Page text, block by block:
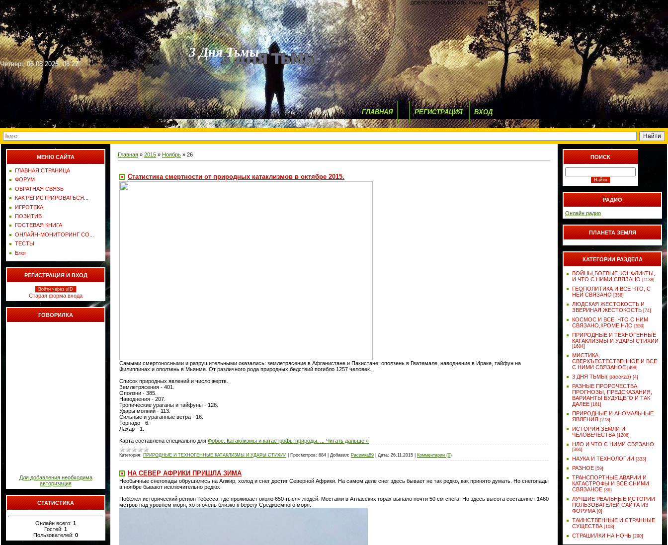
Четверг, 06.08.2026, 08:27
ДОБРО ПОЖАЛОВАТЬ! Гость|RSS
3 Дня Тьмы
ГЛАВНАЯ РЕГИСТРАЦИЯ ВХОД
МЕНЮ САЙТА
ГЛАВНАЯ СТРАНИЦА
ФОРУМ
ОБРАТНАЯ СВЯЗЬ
КАК РЕГИСТРИРОВАТЬСЯ...
ИГРОТЕКА
ПОЗИТИВ
ГОСТЕВАЯ КНИГА
ОНЛАЙН-МОНИТОРИНГ СО...
ТЕСТЫ
Блог
РЕГИСТРАЦИЯ И ВХОД
Войти через uID
Старая форма входа
ГОВОРИЛКА
Для добавления необходима
авторизация
СТАТИСТИКА
Онлайн всего: 1
Гостей: 1
Пользователей: 0
Главная » 2015 » Ноябрь » 26
Статистика смертности от природных катаклизмов в октябре 2015.
Самыми смертоносными и разрушительными оказались: землетрясение в Афганистане и Пакистане, оползень в Гватемале, наводнение в Ираке, тайфун на
Филиппинах и оползень в Мьянме. От различного рода природных бедствий погибло 1257 человек.
Список природных явлений и число жертв.
Землетрясения - 401.
Оползни - 385.
Наводнения - 207.
Тропические ураганы и тайфуны - 128.
Удары молний - 113.
Сильные и ураганные ветра - 16.
Торнадо - 6.
Лахар - 1.
Карта составлена специально для Фобос. Катаклизмы и катастрофы природы. Читать дальше »
Категория: ПРИРОДНЫЕ И ТЕХНОГЕННЫЕ КАТАКЛИЗМЫ И УДАРЫ СТИХИИ Просмотров: 684 Добавил: Расимка89 Дата: 26.11.2015 Комментарии (0)
НА СЕВЕР АФРИКИ ПРИШЛА ЗИМА
Необычные снегопады обрушились на Алжир, холод и снег достиг Северной Африки. На самом деле снег здесь бывает не так редко, как принято думать. Но снегопады
в ноябре бывают исключительно редко.
Побелел исторический регион Тебесса, где проживает около 650 тысяч людей. Местами в Атласских горах выпало почти 50 см снега. Но здесь высота составляет 1460
метров над уровнем моря, хотя очень близко к берегу Средиземного моря.
ПОИСК
РАДИО
Онлайн радио
ПЛАНЕТА ЗЕМЛЯ
КАТЕГОРИИ РАЗДЕЛА
ВОЙНЫ,БОЕВЫЕ КОНФЛИКТЫ,
И ЧТО С НИМИ СВЯЗАНО [1138]
ГЕОПОЛИТИКА И ВСЕ ЧТО, С
НЕЙ СВЯЗАНО [356]
ЛЮДСКАЯ ЖЕСТОКОСТЬ И
ЗВЕРИНАЯ ЖЕСТОКОСТЬ [74]
КОСМОС И ВСЕ, ЧТО С НИМ
СВЯЗАНО,КРОМЕ НЛО [559]
ПРИРОДНЫЕ И ТЕХНОГЕННЫЕ
КАТАКЛИЗМЫ И УДАРЫ СТИХИИ
[1684]
МИСТИКА,
СВЕРХЪЕСТЕСТВЕННОЕ И ВСЕ
С НИМИ СВЯЗАНОЕ [498]
3 ДНЯ ТЬМЫ( рассказ) [4]
РАЗНЫЕ ПРОРОЧЕСТВА,
ПРОГНОЗЫ, ПРЕДСКАЗАНИЯ,
ВАРИАНТЫ БУДУЩЕГО И ТАК
ДАЛЕЕ [161]
ПРИРОДНЫЕ И АНОМАЛЬНЫЕ
ЯВЛЕНИЯ [278]
ИСТОРИЯ ЗЕМЛИ И
ЧЕЛОВЕЧЕСТВА [1206]
НЛО И ЧТО С НИМИ СВЯЗАНО
[366]
НАУКА И ТЕХНОЛОГИИ [333]
РАЗНОЕ [59]
ТРАНСПОРТНЫЕ АВАРИИ И
КАТАСТРОФЫ И ВСЕ СНИМИ
СВЯЗАНОЕ [36]
ЛУЧШИЕ РЕАЛЬНЫЕ ИСТОРИИ
ПОЛЬЗОВАТЕЛЕЙ САЙТА ИЗ
ФОРУМА [0]
ТАИНСТВЕННЫЕ И СТРАННЫЕ
СУЩЕСТВА [108]
СТРАШИЛКИ НА НОЧЬ [290]